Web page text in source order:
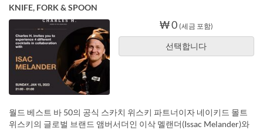
KNIFE, FORK & SPOON
₩ 0 (세금 포함)
선택합니다
월드 베스트 바 50의 공식 스카치 위스키 파트너이자 네이키드 몰트
위스키의 글로벌 브랜드 앰버서더인 이삭 멜랜더(Issac Melander)와